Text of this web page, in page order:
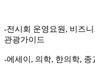
-전시회 운영요원, 비즈
관광가이드
-에세이, 의학, 한의학,